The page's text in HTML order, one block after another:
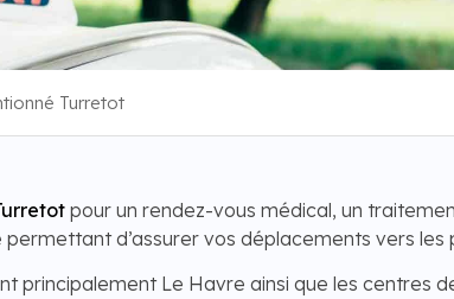
Turretot
pour un rendez-vous médical, un
d’assurer vos déplacements vers
principalement Le Havre ainsi que les centres